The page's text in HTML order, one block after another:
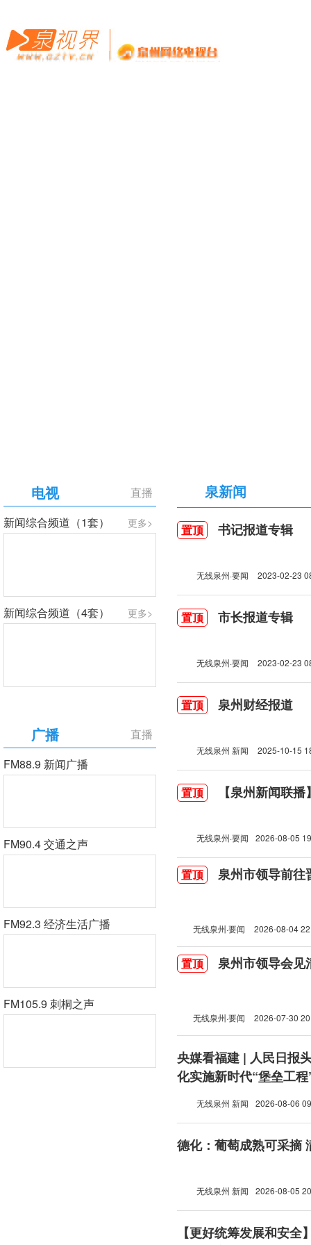
直播
电视
更多>
新闻综合频道（1套）
更多>
新闻综合频道（4套）
直播
广播
FM88.9 新闻广播
FM90.4 交通之声
FM92.3 经济生活广播
FM105.9 刺桐之声
泉新闻
置顶 书记报道专辑
无线泉州·要闻 2023-02-23
置顶 市长报道专辑
无线泉州·要闻 2023-02-23
置顶 泉州财经报道
无线泉州 新闻 2025-10-15
置顶 【泉州新闻联
无线泉州·要闻 2026-08-05
置顶 泉州市领导前往
无线泉州·要闻 2026-08-04
置顶 泉州市领导会见
无线泉州·要闻 2026-07-30
央媒看福建 | 人民日报
化实施新时代“堡垒工程
无线泉州 新闻 2026-08-06
德化：葡萄成熟可采摘
无线泉州 新闻 2026-08-05
【更好统筹发展和安全